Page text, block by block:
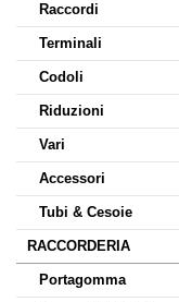
Raccordi
Terminali
Codoli
Riduzioni
Vari
Accessori
Tubi & Cesoie
RACCORDERIA
Portagomma